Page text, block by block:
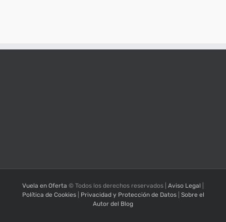
Vuela en Oferta © Todos los derechos reservados | Aviso Legal
Política de Cookies| Privacidad y Protección de Datos| Sobre el
Autor del Blog